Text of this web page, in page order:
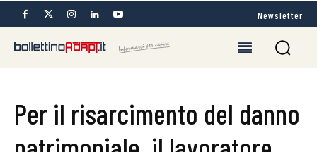
Newsletter
Per il risarcimento del danno